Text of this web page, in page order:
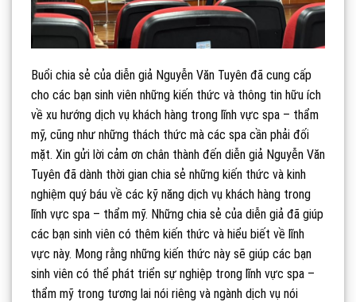
Buổi chia sẻ của diễn giả Nguyễn Văn Tuyên đã cung cấp
cho các bạn sinh viên những kiến thức và thông tin hữu ích
về xu hướng dịch vụ khách hàng trong lĩnh vực spa – thẩm
mỹ, cũng như những thách thức mà các spa cần phải đối
mặt. Xin gửi lời cảm ơn chân thành đến diễn giả Nguyễn Văn
Tuyên đã dành thời gian chia sẻ những kiến thức và kinh
nghiệm quý báu về các kỹ năng dịch vụ khách hàng trong
lĩnh vực spa – thẩm mỹ. Những chia sẻ của diễn giả đã giúp
các bạn sinh viên có thêm kiến thức và hiểu biết về lĩnh
vực này. Mong rằng những kiến thức này sẽ giúp các bạn
sinh viên có thể phát triển sự nghiệp trong lĩnh vực spa –
thẩm mỹ trong tương lai nói riêng và ngành dịch vụ nói